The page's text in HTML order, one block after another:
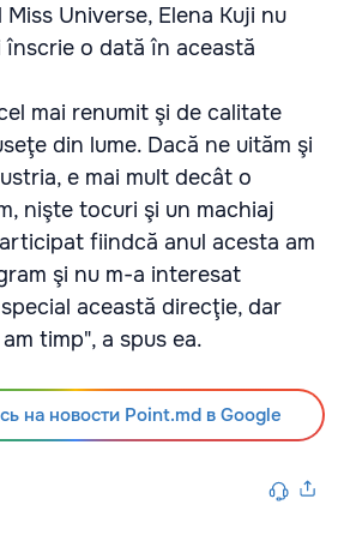
Universe, Elena Kuji nu
înscrie o dată în această
mai renumit şi de calitate
din lume. Dacă ne uităm şi
e mai mult decât o
nişte tocuri şi un machiaj
fiindcă anul acesta am
şi nu m-a interesat
această direcţie, dar
timp", a spus ea.
на новости Point.md в Google